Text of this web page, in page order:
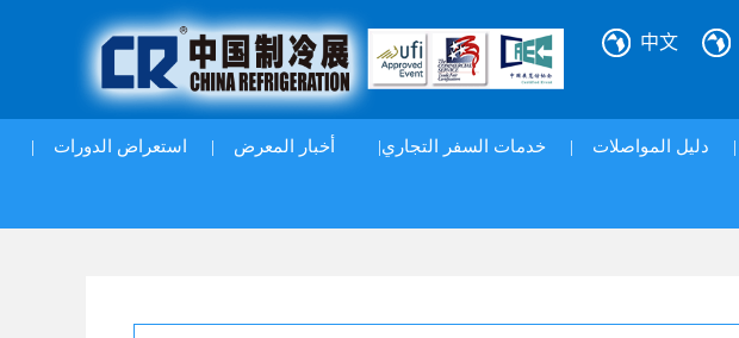
中文
| دليل المواصلات | خدمات السفر التجاري| أخبار المعرض | استعراض الدورات |